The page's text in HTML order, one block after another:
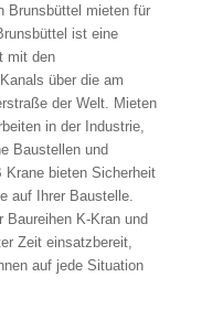
Brunsbüttel mieten für
ist eine
mit den
über die am
der Welt. Mieten
in der Industrie,
Baustellen und
bieten Sicherheit
auf Ihrer Baustelle.
Baureihen K-Kran und
Zeit einsatzbereit,
auf jede Situation